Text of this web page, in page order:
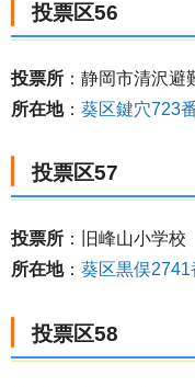
投票区56
投票所 ：静岡市清沢避
所在地： 葵区鍵穴723
投票区57
投票所 ：旧峰山小学校
所在地： 葵区黒俣2741
投票区58